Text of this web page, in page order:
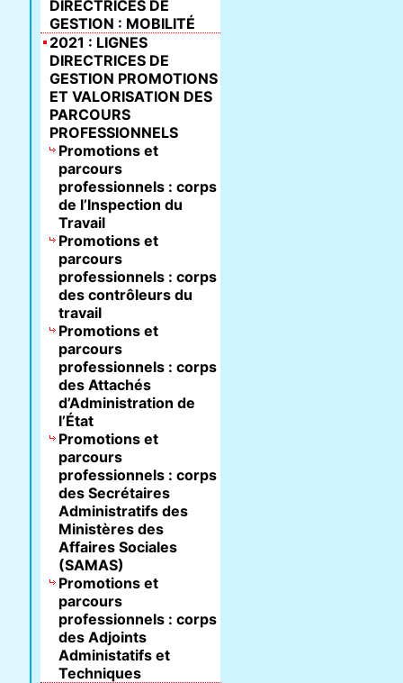
DIRECTRICES DE
GESTION : MOBILITÉ
2021 : LIGNES
DIRECTRICES DE
GESTION PROMOTIONS
ET VALORISATION DES
PARCOURS
PROFESSIONNELS
Promotions et
parcours
professionnels : corps
de l’Inspection du
Travail
Promotions et
parcours
professionnels : corps
des contrôleurs du
travail
Promotions et
parcours
professionnels : corps
des Attachés
d’Administration de
l’État
Promotions et
parcours
professionnels : corps
des Secrétaires
Administratifs des
Ministères des
Affaires Sociales
(SAMAS)
Promotions et
parcours
professionnels : corps
des Adjoints
Administatifs et
Techniques